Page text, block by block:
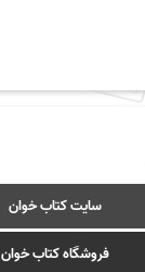
سایت کتاب خوان
فروشگاه کتاب خوان